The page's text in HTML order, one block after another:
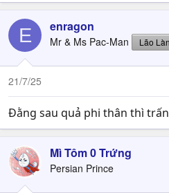
E enragon
Mr & Ms Pac-Man Lão
21/7/25
Đằng sau quả phi thân thì
Mì Tôm 0 Trứng
Persian Prince